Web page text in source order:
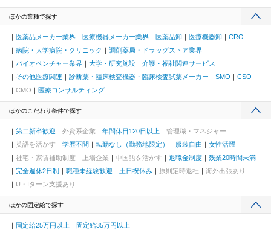
ほかの業種で探す
医薬品メーカー業界 医療機器メーカー業界 医薬品卸 医療機器卸
CRO
病院・大学病院・クリニック
調剤薬局・ドラッグストア業界
バイオベンチャー業界
大学・研究施設
介護・福祉関連サービス
その他医療関連
診断薬・臨床検査機器・臨床検査試薬メーカー SMO
CSO
CMO
医療コンサルティング
ほかのこだわり条件で探す
第二新卒歓迎 外資系企業 年間休日120日以上
管理職・マネジャー
英語を活かす
学歴不問 転勤なし（勤務地限定） 服装自由
女性活躍
社宅・家賃補助制度
上場企業 中国語を活かす 退職金制度
残業20時間未満
完全週休2日制
職種未経験歓迎 土日祝休み 原則定時退社
海外出張あり
U・Iターン支援あり
ほかの固定給で探す
固定給25万円以上 固定給35万円以上